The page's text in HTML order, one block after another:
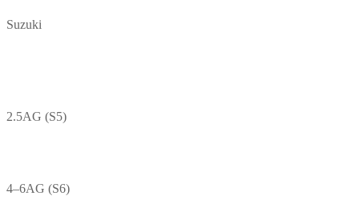
Suzuki
2.5AG (S5)
4–6AG (S6)